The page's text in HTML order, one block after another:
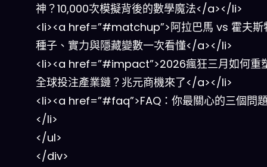
神？10,000次模擬背後的數學魔法</a></li>
<li><a href=”#matchup”>阿拉巴馬 vs 霍夫斯
種子、實力與隱藏變數一次看懂</a></li>
<li><a href=”#impact”>2026瘋狂三月如何重
全球投注產業鏈？兆元商機來了</a></li>
<li><a href=”#faq”>FAQ：你最關心的三個問
</li>
</ul>
</div>